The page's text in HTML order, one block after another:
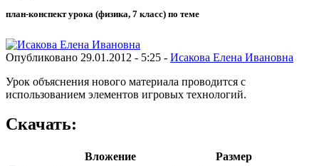
план-конспект урока (физика, 7 класс) по теме
Опубликовано 29.01.2012 - 5:25 - Исакова Елена Ивановна
Урок объяснения нового материала проводится с
использованием элементов игровых технологий.
Скачать:
Вложение
Размер